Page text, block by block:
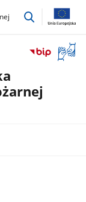
przejdź
okno